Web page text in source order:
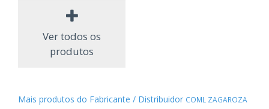
Ver todos os
produtos
Mais produtos do Fabricante / Distribuidor COML ZAGAROZA